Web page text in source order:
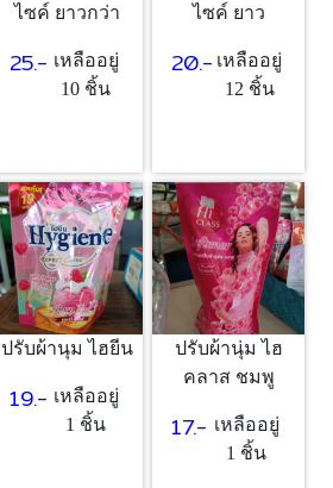
ไซค์ ยาวกว่า
25.- เหลืออยู่
10 ชิ้น
ไซค์ ยาว
20.- เหลืออยู่
12 ชิ้น
ปรับผ้านุม ไฮยีน
19.- เหลืออยู่
1 ชิ้น
ปรับผ้านุ่ม ไฮ
คลาส ชมพู
17.- เหลืออยู่
1 ชิ้น